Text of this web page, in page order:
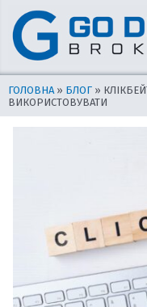
Перейти
до
вмісту
ГОЛОВНА » БЛОГ »
ВИКОРИСТОВУВАТИ
Навігація
по
запису